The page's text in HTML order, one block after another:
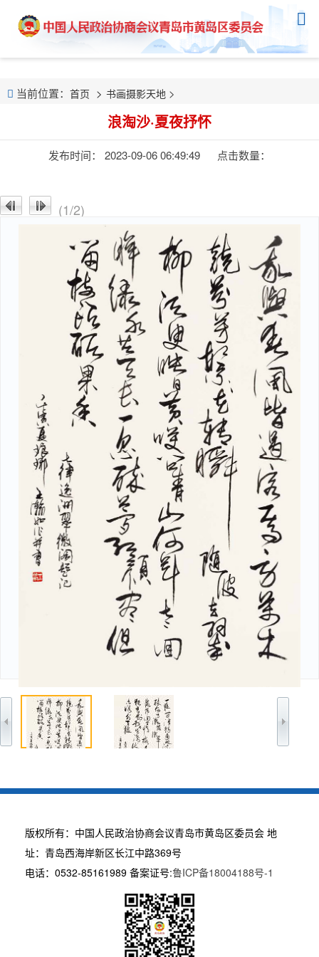
当前位置： 首页 书画摄影天地 >
浪淘沙·夏夜抒怀
发布时间： 2023-09-06 06:49:49 点击数量：
(1/2)
版权所有：中国人民政治协商会议青岛市黄岛区委员会 地
址：青岛西海岸新区长江中路369号
电话：0532-85161989 备案证号:鲁ICP备18004188号-1